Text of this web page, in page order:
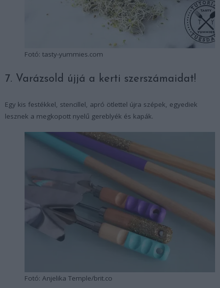
Fotó: tasty-yummies.com
7. Varázsold újjá a kerti szerszámaidat!
Egy kis festékkel, stencillel, apró ötlettel újra szépek, egyediek
lesznek a megkopott nyelű gereblyék és kapák.
Fotó: Anjelika Temple/brit.co